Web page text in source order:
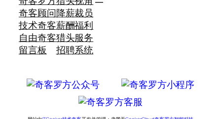
奇客顾问
技术奇客
自由奇客
留言板
降薪裁员
薪酬福利
猎头服务
招聘系统